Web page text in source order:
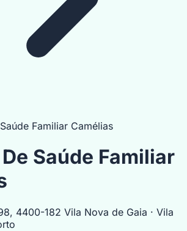
Familiar Camélias
Saúde Familiar
4400-182 Vila Nova de Gaia · Vila